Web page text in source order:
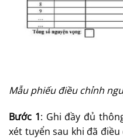
Mẫu phiếu điều chỉnh
Bước 1: Ghi đầy đủ
xét tuyển sau khi đã